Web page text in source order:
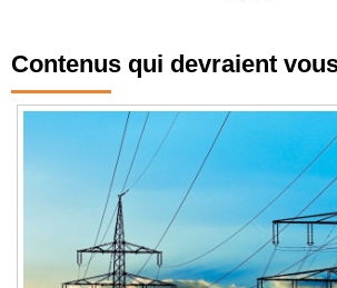
Contenus qui devraient